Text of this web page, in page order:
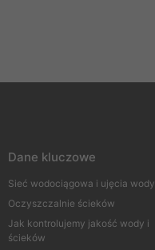
Dane kluczowe
Sieć wodociągowa i ujęcia wody
Oczyszczalnie ścieków
Jak kontrolujemy jakość wody i
ścieków